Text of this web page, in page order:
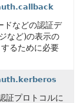
ドなどの認証デ
など)の表示の
るために必要
証プロトコルに